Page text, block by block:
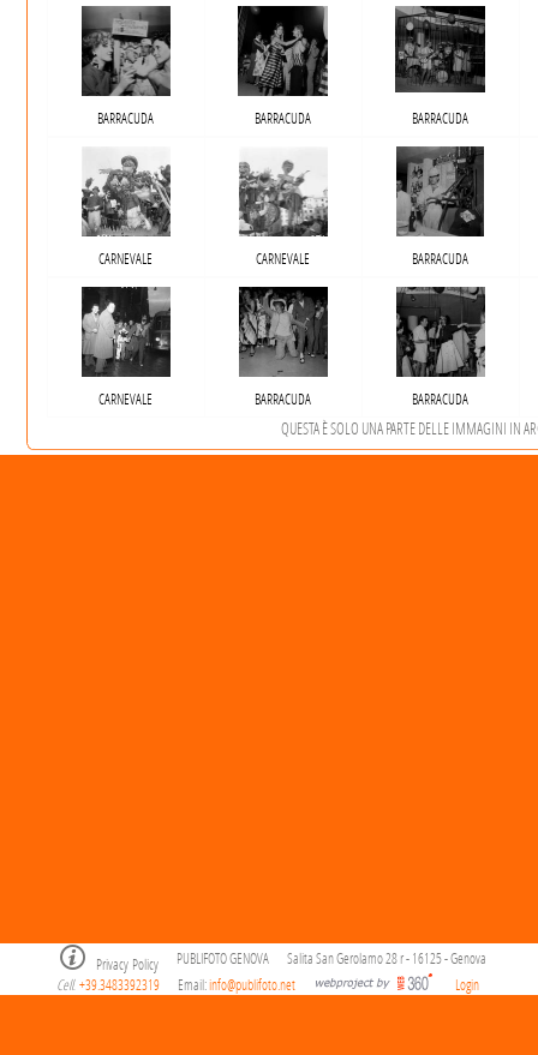
BARRACUDA BARRACUDA BARRACUDA
CARNEVALE CARNEVALE BARRACUDA
CARNEVALE BARRACUDA BARRACUDA
QUESTA È SOLO UNA PARTE DELLE IMMAGINI IN
Privacy Policy PUBLIFOTO GENOVA
Salita San Gerolamo 28 r - 16125 - Genova
Cell. +39.3483392319 Email:info@publifoto.net Login